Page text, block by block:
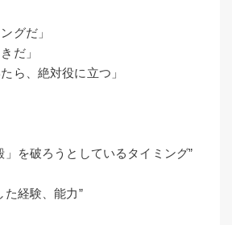
グだ」
だ」
ら、絶対役に立つ」
」を破ろうとしているタイミング”
た経験、能力”